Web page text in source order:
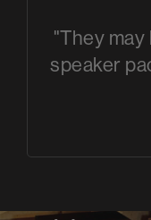
"They may
speaker